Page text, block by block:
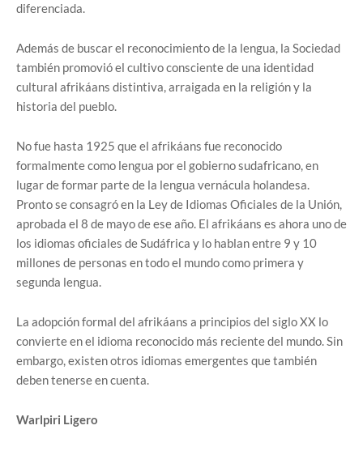
diferenciada.
Además de buscar el reconocimiento de la lengua, la Sociedad
también promovió el cultivo consciente de una identidad
cultural afrikáans distintiva, arraigada en la religión y la
historia del pueblo.
No fue hasta 1925 que el afrikáans fue reconocido
formalmente como lengua por el gobierno sudafricano, en
lugar de formar parte de la lengua vernácula holandesa.
Pronto se consagró en la Ley de Idiomas Oficiales de la Unión,
aprobada el 8 de mayo de ese año. El afrikáans es ahora uno de
los idiomas oficiales de Sudáfrica y lo hablan entre 9 y 10
millones de personas en todo el mundo como primera y
segunda lengua.
La adopción formal del afrikáans a principios del siglo XX lo
convierte en el idioma reconocido más reciente del mundo. Sin
embargo, existen otros idiomas emergentes que también
deben tenerse en cuenta.
Warlpiri Ligero